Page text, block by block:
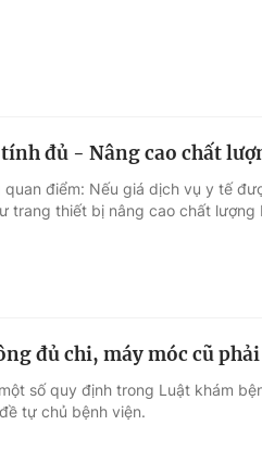
đủ - Nâng cao chất
điểm: Nếu giá dịch vụ y tế
trang thiết bị nâng cao chất lượng
đủ chi, máy móc cũ
số quy định trong Luật khám
tự chủ bệnh viện.